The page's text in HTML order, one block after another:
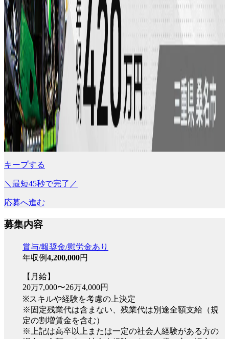
キープする
＼最短45秒で完了／
応募へ進む
募集内容
賞与/報奨金/慰労金あり
年収例4,200,000円
【月給】
20万7,000〜26万4,000円
※スキルや経験を考慮の上決定
※固定残業代は含まない、残業代は別途全額支給（規
定の割増賃金を含む）
※上記は高卒以上または一定の社会人経験がある方の